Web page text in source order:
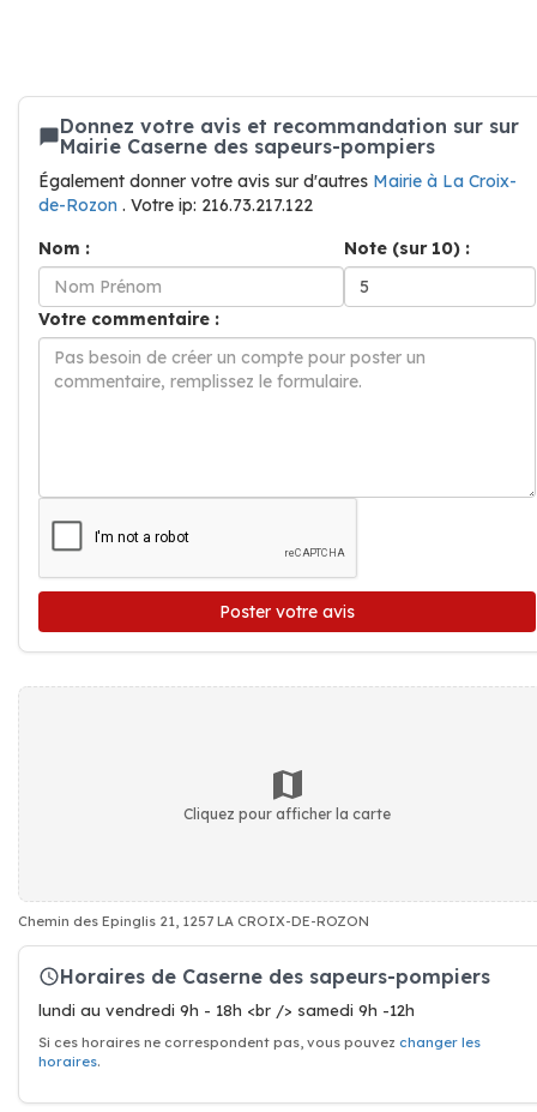
Donnez votre avis et recommandation sur sur
Mairie Caserne des sapeurs-pompiers
Également donner votre avis sur d'autres Mairie à La Croix-
de-Rozon . Votre ip: 216.73.217.122
Nom :
Note (sur 10) :
Votre commentaire :
Poster votre avis
Cliquez pour afficher la carte
Chemin des Epinglis 21, 1257 LA CROIX-DE-ROZON
Horaires de Caserne des sapeurs-pompiers
lundi au vendredi 9h - 18h <br /> samedi 9h -12h
Si ces horaires ne correspondent pas, vous pouvez changer les
horaires.